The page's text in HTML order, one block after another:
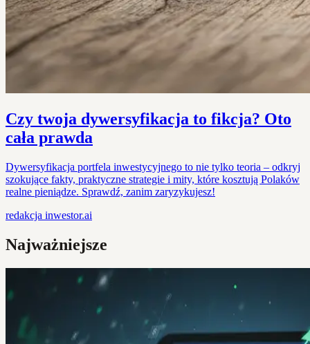
Czy twoja dywersyfikacja to fikcja? Oto
cała prawda
Dywersyfikacja portfela inwestycyjnego to nie tylko teoria – odkryj
szokujące fakty, praktyczne strategie i mity, które kosztują Polaków
realne pieniądze. Sprawdź, zanim zaryzykujesz!
redakcja inwestor.ai
Najważniejsze